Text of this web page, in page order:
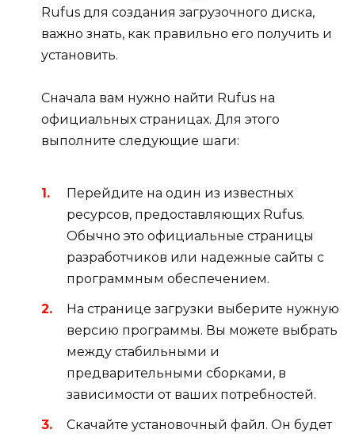
Rufus для создания загрузочного диска,
важно знать, как правильно его получить и
установить.
Сначала вам нужно найти Rufus на
официальных страницах. Для этого
выполните следующие шаги:
Перейдите на один из известных
ресурсов, предоставляющих Rufus.
Обычно это официальные страницы
разработчиков или надежные сайты с
программным обеспечением.
На странице загрузки выберите нужную
версию программы. Вы можете выбрать
между стабильными и
предварительными сборками, в
зависимости от ваших потребностей.
Скачайте установочный файл. Он будет